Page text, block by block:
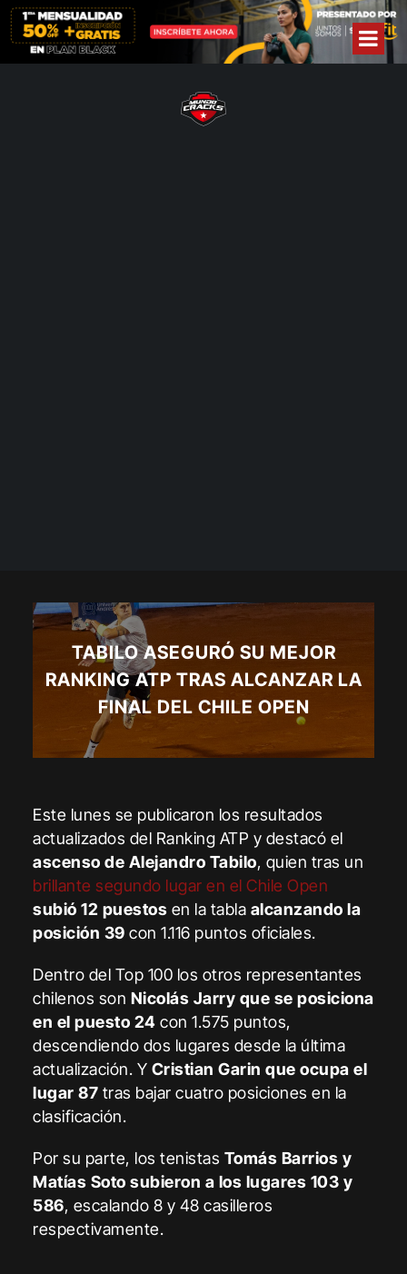
TABILO ASEGURÓ SU MEJOR
RANKING ATP TRAS ALCANZAR LA
FINAL DEL CHILE OPEN
Este lunes se publicaron los resultados
actualizados del Ranking ATP y destacó el
ascenso de Alejandro Tabilo, quien tras un
brillante segundo lugar en el Chile Open
subió 12 puestos en la tabla alcanzando la
posición 39 con 1.116 puntos oficiales.
Dentro del Top 100 los otros representantes
chilenos son Nicolás Jarry que se posiciona
en el puesto 24 con 1.575 puntos,
descendiendo dos lugares desde la última
actualización. Y Cristian Garin que ocupa el
lugar 87 tras bajar cuatro posiciones en la
clasificación.
Por su parte, los tenistas Tomás Barrios y
Matías Soto subieron a los lugares 103 y
586, escalando 8 y 48 casilleros
respectivamente.